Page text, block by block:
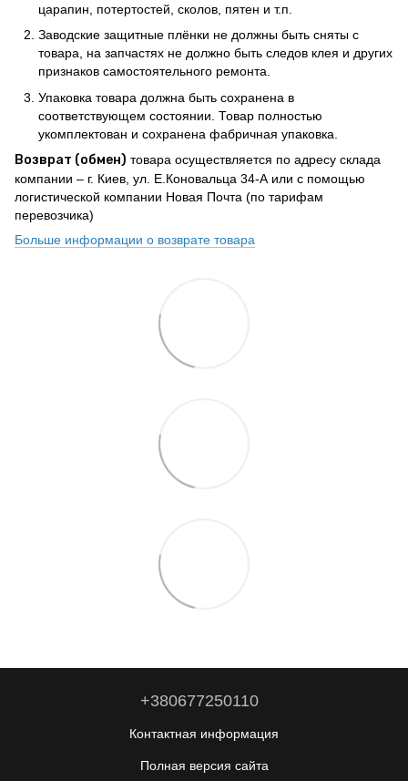
царапин, потертостей, сколов, пятен и т.п.
Заводские защитные плёнки не должны быть сняты с
товара, на запчастях не должно быть следов клея и других
признаков самостоятельного ремонта.
Упаковка товара должна быть сохранена в
соответствующем состоянии. Товар полностью
укомплектован и сохранена фабричная упаковка.
Возврат (обмен) товара осуществляется по адресу склада
компании – г. Киев, ул. Е.Коновальца 34-А или с помощью
логистической компании Новая Почта (по тарифам
перевозчика)
Больше информации о возврате товара
+380677250110
Контактная информация
Полная версия сайта